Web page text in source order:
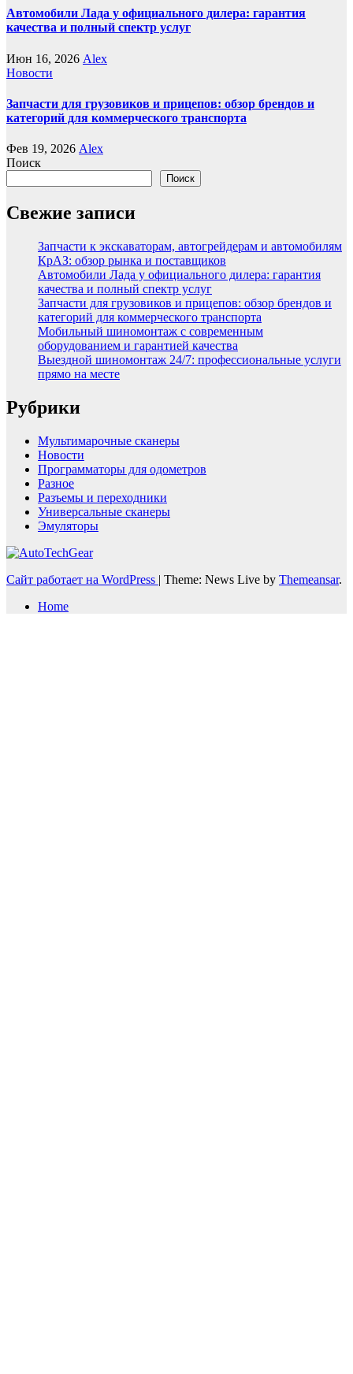
Автомобили Лада у официального дилера: гарантия
качества и полный спектр услуг
Июн 16, 2026 Alex
Новости
Запчасти для грузовиков и прицепов: обзор брендов и
категорий для коммерческого транспорта
Фев 19, 2026 Alex
Поиск
Поиск
Свежие записи
Запчасти к экскаваторам, автогрейдерам и автомобилям
КрАЗ: обзор рынка и поставщиков
Автомобили Лада у официального дилера: гарантия
качества и полный спектр услуг
Запчасти для грузовиков и прицепов: обзор брендов и
категорий для коммерческого транспорта
Мобильный шиномонтаж с современным
оборудованием и гарантией качества
Выездной шиномонтаж 24/7: профессиональные услуги
прямо на месте
Рубрики
Мультимарочные сканеры
Новости
Программаторы для одометров
Разное
Разъемы и переходники
Универсальные сканеры
Эмуляторы
Сайт работает на WordPress | Theme: News Live by Themeansar.
Home